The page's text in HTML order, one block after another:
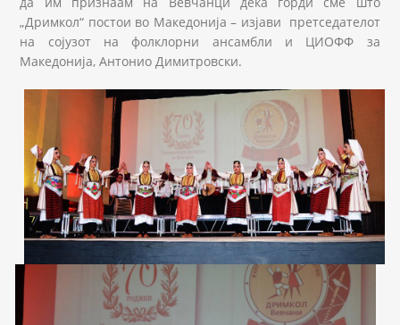
„Дримкол“ постои во Македонија – изјави претседателот
на сојузот на фолклорни ансамбли и ЦИОФФ за
Македонија, Антонио Димитровски.